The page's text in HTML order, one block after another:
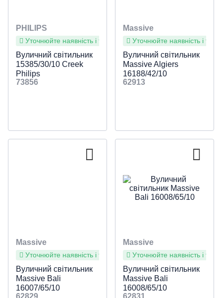
PHILIPS
Уточнюйте наявність і терміни
Вуличний світильник
15385/30/10 Creek
Philips
73856
Massive
Уточнюйте наявність і
Вуличний світильник
Massive Algiers
16188/42/10
62913
Massive
Уточнюйте наявність і терміни
Вуличний світильник
Massive Bali
16007/65/10
62829
Massive
Уточнюйте наявність і
Вуличний світильник
Massive Bali
16008/65/10
62831